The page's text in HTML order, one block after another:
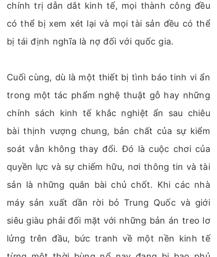
chính trị dẫn dắt kinh tế, mọi thành công đều
có thể bị xem xét lại và mọi tài sản đều có thể
bị tái định nghĩa là nợ đối với quốc gia.
Cuối cùng, dù là một thiết bị tình báo tinh vi ẩn
trong một tác phẩm nghệ thuật gỗ hay những
chính sách kinh tế khắc nghiệt ẩn sau chiêu
bài thịnh vượng chung, bản chất của sự kiểm
soát vẫn không thay đổi. Đó là cuộc chơi của
quyền lực và sự chiếm hữu, nơi thông tin và tài
sản là những quân bài chủ chốt. Khi các nhà
máy sản xuất dần rời bỏ Trung Quốc và giới
siêu giàu phải đối mặt với những bản án treo lơ
lửng trên đầu, bức tranh về một nền kinh tế